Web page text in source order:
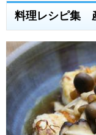
料理レシピ集